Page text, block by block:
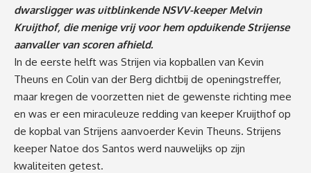
dwarsligger was uitblinkende NSVV-keeper Melvin
Kruijthof, die menige vrij voor hem opduikende Strijense
aanvaller van scoren afhield.
In de eerste helft was Strijen via kopballen van Kevin
Theuns en Colin van der Berg dichtbij de openingstreffer,
maar kregen de voorzetten niet de gewenste richting mee
en was er een miraculeuze redding van keeper Kruijthof op
de kopbal van Strijens aanvoerder Kevin Theuns. Strijens
keeper Natoe dos Santos werd nauwelijks op zijn
kwaliteiten getest.